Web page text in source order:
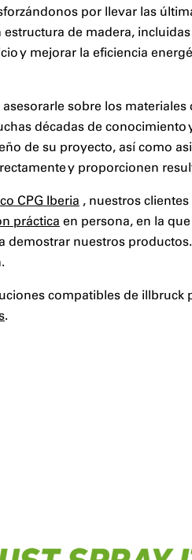
por llevar las
de madera,
y mejorar la eficiencia
sobre los
décadas de
de su proyecto, así como
y proporcionen
CPG Iberia , nuestros
práctica en persona, en la
demostrar nuestros
compatibles de
.